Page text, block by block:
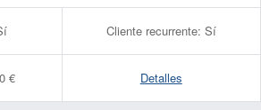
Cliente recurrente: Sí
0 € Detalles